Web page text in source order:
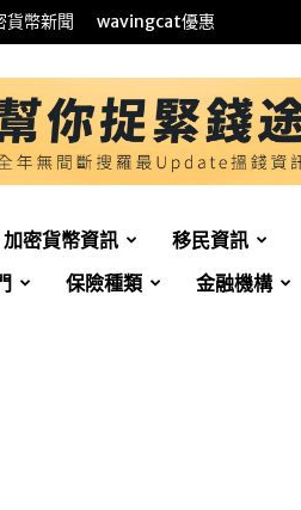
貨幣新聞 wavingcat優惠
加密貨幣資訊 移民資訊
保險種類 金融機構